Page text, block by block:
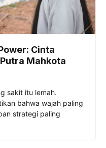
Cinta
Mahkota
sakit itu lemah.
bahwa wajah paling
strategi paling